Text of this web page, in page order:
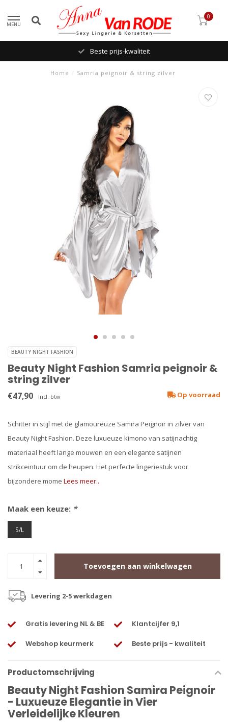
MENU
0
Beste prijs-kwaliteit
Home / Samria peignoir & string zilver
BEAUTY NIGHT FASHION
Beauty Night Fashion Samria peignoir &
string zilver
€47,90 Incl. btw Op voorraad
Schitter in stijl met de glamoureuze Samira Peignoir in zilver van
Beauty Night Fashion. Deze luxueuze kimono van satijnachtig
materiaal heeft lange mouwen en een elegante satijnen
strikceintuur om de heupen. Het perfecte lingeriestuk voor
bijzondere mome Lees meer..
Maak een keuze: *
S/L
Toevoegen aan winkelwagen
Levering 2-5 werkdagen
Gratis levering NL & BE Klantcijfer 9,1
Webshop keurmerk Beste prijs - kwaliteit
Productomschrijving
Beauty Night Fashion Samira Peignoir
- Luxueuze Elegantie in Vier
Verleidelijke Kleuren